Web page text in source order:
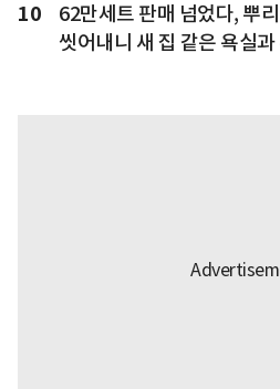
10
62만세트 판매 넘었다, 뿌
씻어내니 새 집 같은 욕실과